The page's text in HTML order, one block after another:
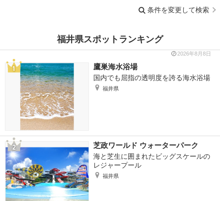
条件を変更して検索
福井県スポットランキング
2026年8月8日
鷹巣海水浴場
国内でも屈指の透明度を誇る海水浴場
福井県
芝政ワールド ウォーターパーク
海と芝生に囲まれたビッグスケールの
レジャープール
福井県